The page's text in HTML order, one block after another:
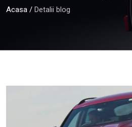
Acasa / Detalii blog